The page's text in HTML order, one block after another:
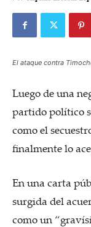
El ataque contra
Luego de una
partido político
como el
finalmente lo
En una carta
surgida del
como un